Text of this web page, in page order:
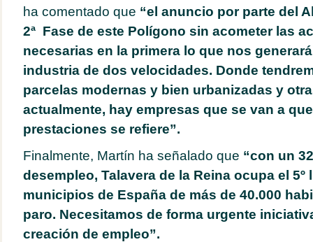
ha comentado que “el anuncio por parte del
2ª Fase de este Polígono sin acometer las
necesarias en la primera lo que nos
industria de dos velocidades. Donde
parcelas modernas y bien urbanizadas y
actualmente, hay empresas que se van a
prestaciones se refiere”.
Finalmente, Martín ha señalado que “con un
desempleo, Talavera de la Reina ocupa el 5º
municipios de España de más de 40.000
paro. Necesitamos de forma urgente
creación de empleo”.